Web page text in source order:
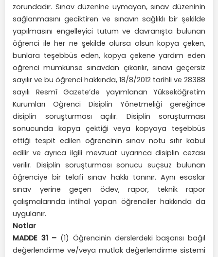
zorundadır. Sınav düzenine uymayan, sınav düzeninin
sağlanmasını geciktiren ve sınavın sağlıklı bir şekilde
yapılmasını engelleyici tutum ve davranışta bulunan
öğrenci ile her ne şekilde olursa olsun kopya çeken,
bunlara teşebbüs eden, kopya çekene yardım eden
öğrenci mümkünse sınavdan çıkarılır, sınavı geçersiz
sayılır ve bu öğrenci hakkında, 18/8/2012 tarihli ve 28388
sayılı Resmî Gazete’de yayımlanan Yükseköğretim
Kurumları Öğrenci Disiplin Yönetmeliği gereğince
disiplin soruşturması açılır. Disiplin soruşturması
sonucunda kopya çektiği veya kopyaya teşebbüs
ettiği tespit edilen öğrencinin sınav notu sıfır kabul
edilir ve ayrıca ilgili mevzuat uyarınca disiplin cezası
verilir. Disiplin soruşturması sonucu suçsuz bulunan
öğrenciye bir telafi sınav hakkı tanınır. Aynı esaslar
sınav yerine geçen ödev, rapor, teknik rapor
çalışmalarında intihal yapan öğrenciler hakkında da
uygulanır.
Notlar
MADDE 31 – (1) Öğrencinin derslerdeki başarısı bağıl
değerlendirme ve/veya mutlak değerlendirme sistemi